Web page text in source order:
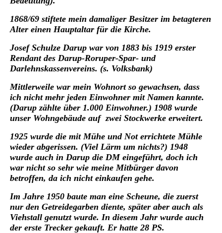
1868/69 stiftete mein damaliger Besitzer im betagteren
Alter einen Hauptaltar für die Kirche.
Josef Schulze Darup war von 1883 bis 1919 erster
Rendant des Darup-Roruper-Spar- und
Darlehnskassenvereins. (s. Volksbank)
Mittlerweile war mein Wohnort so gewachsen, dass
ich nicht mehr jeden Einwohner mit Namen kannte.
(Darup zählte über 1.000 Einwohner.) 1908 wurde
unser Wohngebäude auf zwei Stockwerke erweitert.
1925 wurde die mit Mühe und Not errichtete Mühle
wieder abgerissen. (Viel Lärm um nichts?) 1948
wurde auch in Darup die DM eingeführt, doch ich
war nicht so sehr wie meine Mitbürger davon
betroffen, da ich nicht einkaufen gehe.
Im Jahre 1950 baute man eine Scheune, die zuerst
nur den Getreidegarben diente, später aber auch als
Viehstall genutzt wurde. In diesem Jahr wurde auch
der erste Trecker gekauft. Er hatte 28 PS.